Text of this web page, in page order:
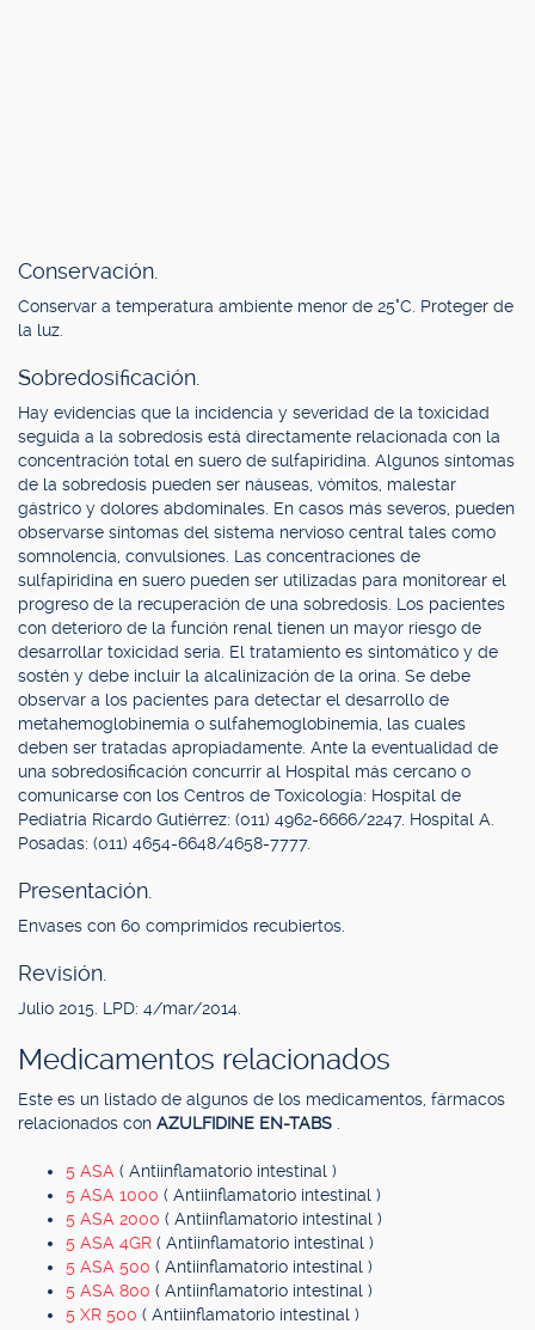
Conservación.
Conservar a temperatura ambiente menor de 25°C. Proteger de
la luz.
Sobredosificación.
Hay evidencias que la incidencia y severidad de la toxicidad
seguida a la sobredosis está directamente relacionada con la
concentración total en suero de sulfapiridina. Algunos síntomas
de la sobredosis pueden ser náuseas, vómitos, malestar
gástrico y dolores abdominales. En casos más severos, pueden
observarse síntomas del sistema nervioso central tales como
somnolencia, convulsiones. Las concentraciones de
sulfapiridina en suero pueden ser utilizadas para monitorear el
progreso de la recuperación de una sobredosis. Los pacientes
con deterioro de la función renal tienen un mayor riesgo de
desarrollar toxicidad seria. El tratamiento es sintomático y de
sostén y debe incluir la alcalinización de la orina. Se debe
observar a los pacientes para detectar el desarrollo de
metahemoglobinemia o sulfahemoglobinemia, las cuales
deben ser tratadas apropiadamente. Ante la eventualidad de
una sobredosificación concurrir al Hospital más cercano o
comunicarse con los Centros de Toxicología: Hospital de
Pediatría Ricardo Gutiérrez: (011) 4962-6666/2247. Hospital A.
Posadas: (011) 4654-6648/4658-7777.
Presentación.
Envases con 60 comprimidos recubiertos.
Revisión.
Julio 2015. LPD: 4/mar/2014.
Medicamentos relacionados
Este es un listado de algunos de los medicamentos, fármacos
relacionados con AZULFIDINE EN-TABS
5 ASA ( Antiinflamatorio intestinal )
5 ASA 1000 ( Antiinflamatorio intestinal )
5 ASA 2000 ( Antiinflamatorio intestinal )
5 ASA 4GR ( Antiinflamatorio intestinal )
5 ASA 500 ( Antiinflamatorio intestinal )
5 ASA 800 ( Antiinflamatorio intestinal )
5 XR 500 ( Antiinflamatorio intestinal )